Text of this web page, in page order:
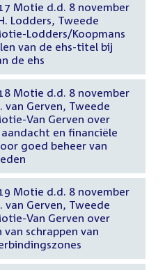
Motie d.d. 8 november
Lodders, Tweede
Lodders/Koopmans
van de ehs-titel bij
de ehs
Motie d.d. 8 november
van Gerven, Tweede
Van Gerven over
en financiële
goed beheer van
Motie d.d. 8 november
van Gerven, Tweede
Van Gerven over
schrappen van